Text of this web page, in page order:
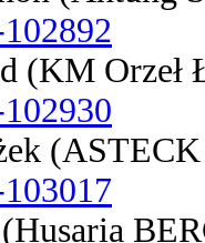
(KM Orzeł